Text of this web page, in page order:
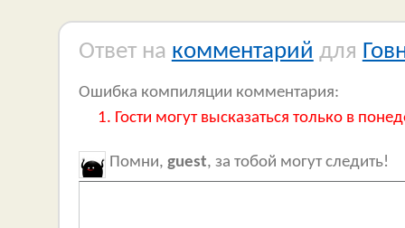
Ответ на комментарий для
Ошибка компиляции комментария:
Гости могут высказаться только в
Помни, guest, за тобой могут следить!